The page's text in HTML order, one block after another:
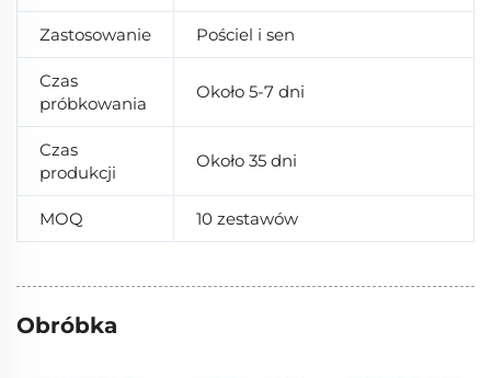
Zastosowanie Pościel i sen
Czas
próbkowania
Około 5-7 dni
Czas
produkcji
Około 35 dni
MOQ 10 zestawów
Obróbka